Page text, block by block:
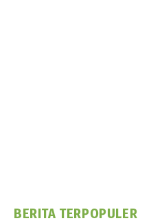
BERITA TERPOPULER